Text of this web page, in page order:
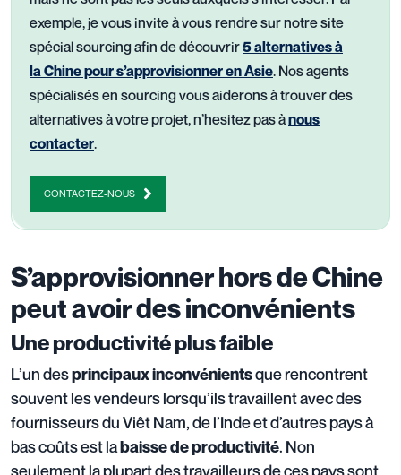
exemple, je vous invite à vous rendre sur notre site
spécial sourcing afin de découvrir5 alternatives à
la Chine pour s’approvisionner en Asie. Nos agents
spécialisés en sourcing vous aiderons à trouver des
alternatives à votre projet, n’hesitez pas ànous
contacter.
CONTACTEZ-NOUS
S’approvisionner hors de Chine
peut avoir des inconvénients
Une productivité plus faible
L’un desprincipaux inconvénientsque rencontrent
souvent les vendeurs lorsqu’ils travaillent avec des
fournisseurs du Viêt Nam, de l’Inde et d’autres pays à
bas coûts est labaisse de productivité. Non
seulement la plupart des travailleurs de ces pays sont